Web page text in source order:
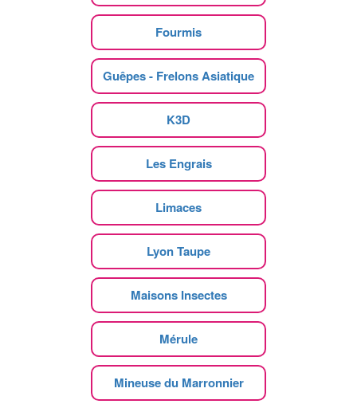
Fourmis
Guêpes - Frelons Asiatique
K3D
Les Engrais
Limaces
Lyon Taupe
Maisons Insectes
Mérule
Mineuse du Marronnier